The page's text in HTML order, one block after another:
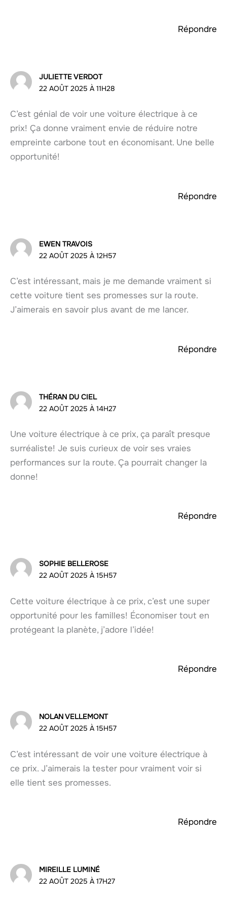
Répondre
JULIETTE VERDOT
22 AOÛT 2025 À 11H28
C’est génial de voir une voiture électrique à ce
prix! Ça donne vraiment envie de réduire notre
empreinte carbone tout en économisant. Une belle
opportunité!
Répondre
EWEN TRAVOIS
22 AOÛT 2025 À 12H57
C’est intéressant, mais je me demande vraiment si
cette voiture tient ses promesses sur la route.
J’aimerais en savoir plus avant de me lancer.
Répondre
THÉRAN DU CIEL
22 AOÛT 2025 À 14H27
Une voiture électrique à ce prix, ça paraît presque
surréaliste! Je suis curieux de voir ses vraies
performances sur la route. Ça pourrait changer la
donne!
Répondre
SOPHIE BELLEROSE
22 AOÛT 2025 À 15H57
Cette voiture électrique à ce prix, c’est une super
opportunité pour les familles! Économiser tout en
protégeant la planète, j’adore l’idée!
Répondre
NOLAN VELLEMONT
22 AOÛT 2025 À 15H57
C’est intéressant de voir une voiture électrique à
ce prix. J’aimerais la tester pour vraiment voir si
elle tient ses promesses.
Répondre
MIREILLE LUMINÉ
22 AOÛT 2025 À 17H27